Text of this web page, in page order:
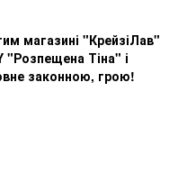
магазині "КрейзіЛав"
Тіна" і
законною, грою!